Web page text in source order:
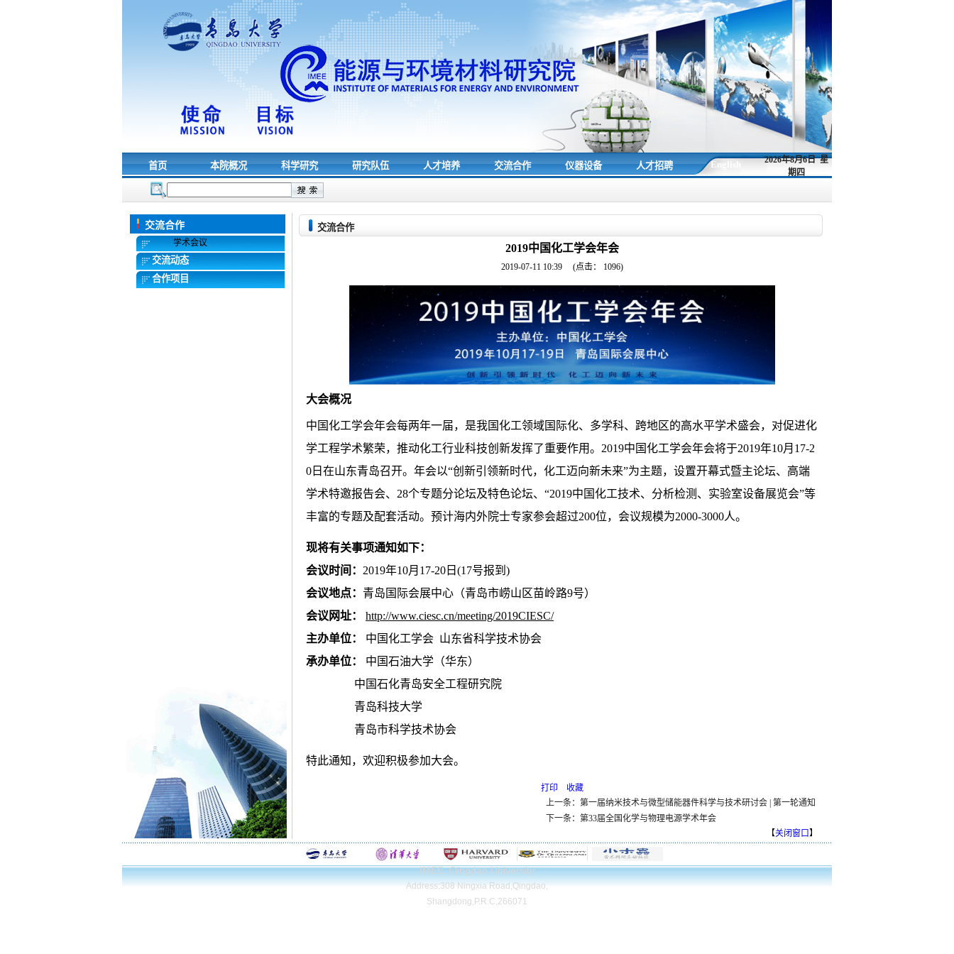
首页 本院概况 科学研究 研究队伍 人才培养 交流合作 仪器设备 人才招聘 English
2026年8月6日 星
期四
交流合作
学术会议
交流动态
合作项目
交流合作
2019中国化工学会年会
2019-07-11 10:39 (点击： 1096)
大会概况
中国化工学会年会每两年一届，是我国化工领域国际化、多学科、跨地区的高水平学术盛会，对促进化
学工程学术繁荣，推动化工行业科技创新发挥了重要作用。2019中国化工学会年会将于2019年10月17-2
0日在山东青岛召开。年会以“创新引领新时代，化工迈向新未来”为主题，设置开幕式暨主论坛、高端
学术特邀报告会、28个专题分论坛及特色论坛、“2019中国化工技术、分析检测、实验室设备展览会”等
丰富的专题及配套活动。预计海内外院士专家参会超过200位，会议规模为2000-3000人。
现将有关事项通知如下：
会议时间： 2019年10月17-20日(17号报到)
会议地点： 青岛国际会展中心（青岛市崂山区苗岭路9号）
会议网址：
http://www.ciesc.cn/meeting/2019CIESC/
主办单位：
中国化工学会 山东省科学技术协会
承办单位：
中国石油大学（华东）
中国石化青岛安全工程研究院
青岛科技大学
青岛市科学技术协会
特此通知，欢迎积极参加大会。
打印
收藏
上一条：第一届纳米技术与微型储能器件科学与技术研讨会 | 第一轮通知
下一条：第33届全国化学与物理电源学术年会
【关闭窗口】
IMEE, Qingdao University
Address:308 Ningxia Road,Qingdao,
Shangdong,P.R.C,266071